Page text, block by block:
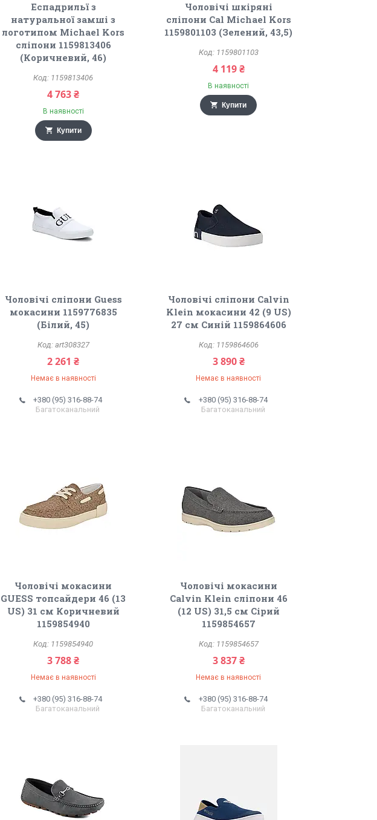
Еспадрильї з
натуральної замші з
логотипом Michael Kors
сліпони 1159813406
(Коричневий, 46)
1159813406
4 763 ₴
В наявності
Купити
Чоловічі шкіряні
сліпони Cal Michael Kors
1159801103 (Зелений, 43,5)
1159801103
4 119 ₴
В наявності
Купити
Чоловічі сліпони Guess
мокасини 1159776835
(Білий, 45)
art308327
2 261 ₴
Немає в наявності
+380 (95) 316-88-74
Багатоканальний
Чоловічі сліпони Calvin
Klein мокасини 42 (9 US)
27 см Синій 1159864606
1159864606
3 890 ₴
Немає в наявності
+380 (95) 316-88-74
Багатоканальний
Чоловічі мокасини
GUESS топсайдери 46 (13
US) 31 см Коричневий
1159854940
1159854940
3 788 ₴
Немає в наявності
+380 (95) 316-88-74
Багатоканальний
Чоловічі мокасини
Calvin Klein сліпони 46
(12 US) 31,5 см Сірий
1159854657
1159854657
3 837 ₴
Немає в наявності
+380 (95) 316-88-74
Багатоканальний